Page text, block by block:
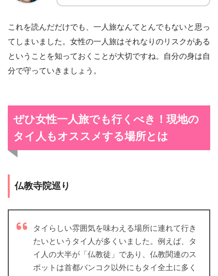
これを読んだだけでも、一人旅なんてとんでもないと思っ
てしまいました。女性の一人旅はそれなりのリスクがある
ということを知っておくことが大切ですね。自分の身は自
分で守っていきましょう。
ぜひ女性一人旅でも行くべき！現地の
タイ人もオススメする場所とは
仏教寺院巡り
タイらしい雰囲気を味わえる場所に連れて行き
たいというタイ人が多くいました。例えば、タ
イ人の大半が「仏教徒」であり、仏教関連のス
ポットは首都バンコク以外にもタイ全土に多く